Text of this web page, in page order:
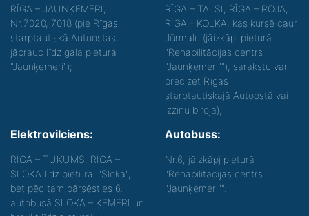
RĪGA – JAUNĶEMERI,
Nr.7020, 7018 (pie Rīgas
starptautiskā Autoostas,
jābrauc līdz gala pietura
"Jaunķemeri");
RĪGA – TALSI, RĪGA – ROJA,
RĪGA - KOLKA, kas kursē caur
Jūrmalu (jāizkāpj pieturā
"Rehabilitācijas centrs
"Jaunķemeri""), sarakstu var
precizēt Rīgas
starptautiskajā Autoostā vai
izziņu birojā);
Elektrovilciens:
RĪGA – TUKUMS, RĪGA –
SLOKA līdz pieturai "Sloka",
bet pēc tam pārsēsties 6.
autobusā SLOKA – ĶEMERI un
Autobuss:
Nr.6 , jāizkāpj pieturā
"Rehabilitācijas centrs
"Jaunķemeri"".